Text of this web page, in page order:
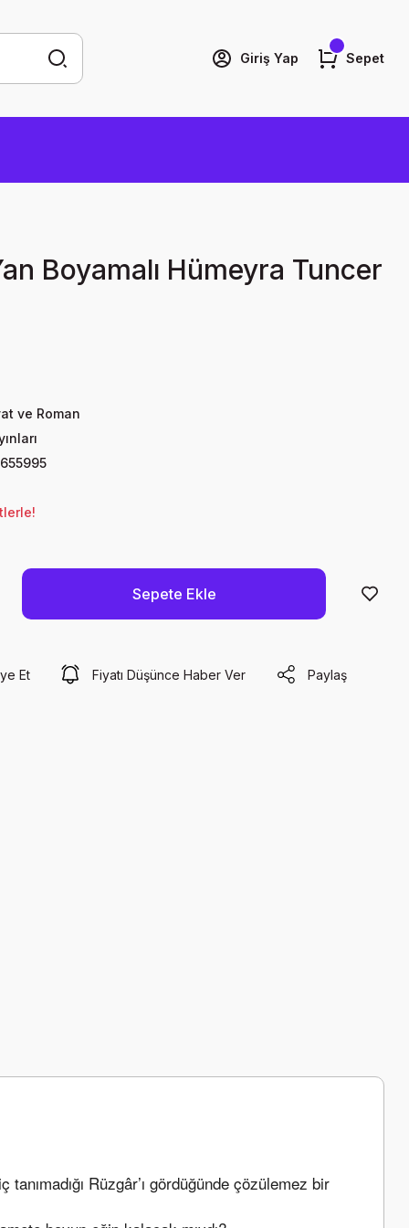
Giriş Yap Sepet
Boyamalı Hümeyra Tuncer
ve Roman
Sepete Ekle
Et Fiyatı Düşünce Haber Ver Paylaş
Rüzgâr’ı gördüğünde çözülemez bir